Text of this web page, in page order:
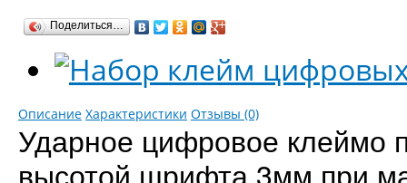
Поделиться…
Описание Характеристики Отзывы (0)
Ударное цифровое клеймо
высотой шрифта 3мм при